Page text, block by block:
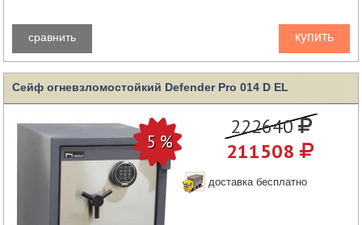
купить
сравнить
Сейф огневзломостойкий Defender Pro 014 D EL
222640
211508
доставка бесплатно